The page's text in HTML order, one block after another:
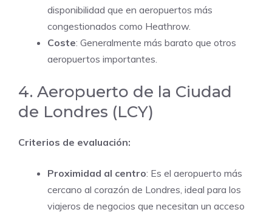
disponibilidad que en aeropuertos más
congestionados como Heathrow.
Coste: Generalmente más barato que otros
aeropuertos importantes.
4. Aeropuerto de la Ciudad
de Londres (LCY)
Criterios de evaluación:
Proximidad al centro: Es el aeropuerto más
cercano al corazón de Londres, ideal para los
viajeros de negocios que necesitan un acceso